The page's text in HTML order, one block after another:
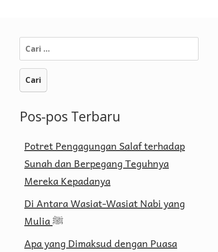
Cari
untuk:
Pos-pos Terbaru
Potret Pengagungan Salaf terhadap
Sunah dan Berpegang Teguhnya
Mereka Kepadanya
Di Antara Wasiat-Wasiat Nabi yang
Mulia ﷺ
Apa yang Dimaksud dengan Puasa